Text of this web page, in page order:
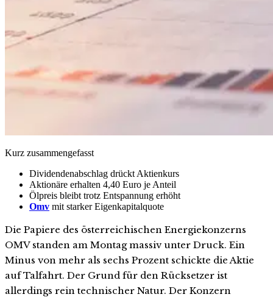
Kurz zusammengefasst
Dividendenabschlag drückt Aktienkurs
Aktionäre erhalten 4,40 Euro je Anteil
Ölpreis bleibt trotz Entspannung erhöht
Omv mit starker Eigenkapitalquote
Die Papiere des österreichischen Energiekonzerns
OMV standen am Montag massiv unter Druck. Ein
Minus von mehr als sechs Prozent schickte die Aktie
auf Talfahrt. Der Grund für den Rücksetzer ist
allerdings rein technischer Natur. Der Konzern